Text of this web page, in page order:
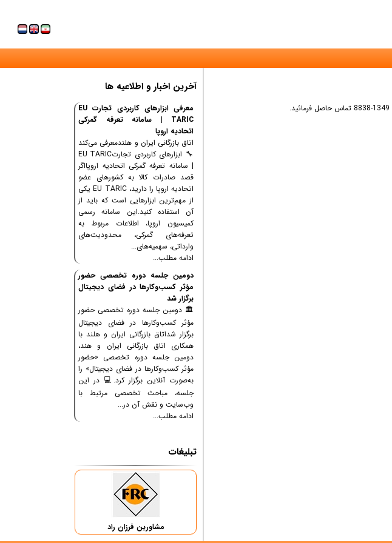
آخرین اخبار و اطلاعیه ها
معرفی ابزارهای کاربردی تجارت EU
TARIC | سامانه تعرفه گمرکی
اتحادیه اروپا
اتاق بازرگانی ایران و هلندمعرفی می‌کند
🔧 ابزارهای کاربردی تجارتEU TARIC
| سامانه تعرفه گمرکی اتحادیه اروپااگر
قصد صادرات کالا به کشورهای عضو
اتحادیه اروپا را دارید، EU TARIC یکی
از مهم‌ترین ابزارهایی است که باید از
آن استفاده کنید.این سامانه رسمی
کمیسیون اروپا، اطلاعات مربوط به
تعرفه‌های گمرکی، محدودیت‌های
وارداتی، سهمیه‌های...
ادامه مطلب...
دومین جلسه دوره تخصصی حضور
مؤثر کسب‌وکارها در فضای دیجیتال
برگزار شد
🏛 دومین جلسه دوره تخصصی حضور
مؤثر کسب‌وکارها در فضای دیجیتال
برگزار شداتاق بازرگانی ایران و هلند با
همکاری اتاق بازرگانی ایران و هند،
دومین جلسه دوره تخصصی «حضور
مؤثر کسب‌وکارها در فضای دیجیتال» را
به‌صورت آنلاین برگزار کرد.💻 در این
جلسه، مباحث تخصصی مرتبط با
وب‌سایت و نقش آن در...
ادامه مطلب...
تبلیغات
مشاورین فرزان راد